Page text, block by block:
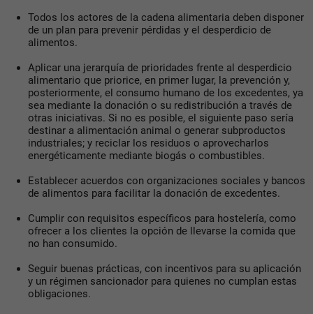
Todos los actores de la cadena alimentaria deben disponer
de un plan para prevenir pérdidas y el desperdicio de
alimentos.
Aplicar una jerarquía de prioridades frente al desperdicio
alimentario que priorice, en primer lugar, la prevención y,
posteriormente, el consumo humano de los excedentes, ya
sea mediante la donación o su redistribución a través de
otras iniciativas. Si no es posible, el siguiente paso sería
destinar a alimentación animal o generar subproductos
industriales; y reciclar los residuos o aprovecharlos
energéticamente mediante biogás o combustibles.
Establecer acuerdos con organizaciones sociales y bancos
de alimentos para facilitar la donación de excedentes.
Cumplir con requisitos específicos para hostelería, como
ofrecer a los clientes la opción de llevarse la comida que
no han consumido.
Seguir buenas prácticas, con incentivos para su aplicación
y un régimen sancionador para quienes no cumplan estas
obligaciones.